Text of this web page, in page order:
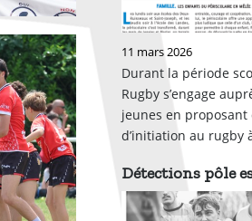
11 mars 2026
Durant la période
Rugby s’engage
jeunes en proposant
d’initiation au rugby
Détections pôle